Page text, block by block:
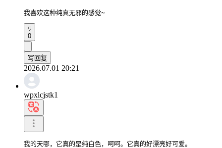
我喜欢这种纯真无邪的感觉~
0
写回复
2026.07.01 20:21
wpxlcjstk1
我的天哪，它真的是纯白色，呵呵。它真的好漂亮好可爱。